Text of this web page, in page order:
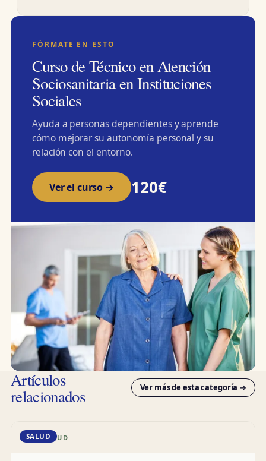
FÓRMATE EN ESTO
Curso de Técnico en Atención
Sociosanitaria en Instituciones
Sociales
Ayuda a personas dependientes y aprende
cómo mejorar su autonomía personal y su
relación con el entorno.
Ver el curso → 120€
Artículos
relacionados Ver más de esta categoría →
DD · SALUD
SALUD